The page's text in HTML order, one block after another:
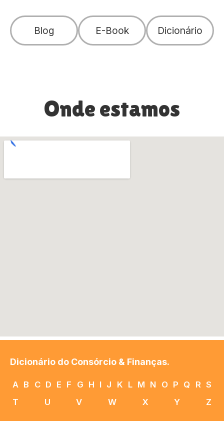
Blog E-Book Dicionário
Onde estamos
Dicionário do Consórcio & Finanças.
A B C D E F G H I J K L M N O P Q R S
T
U V W X Y Z